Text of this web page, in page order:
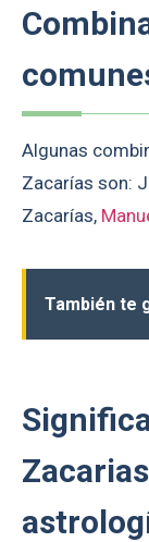
Algunas
Zacarías son:
Zacarías,
También te